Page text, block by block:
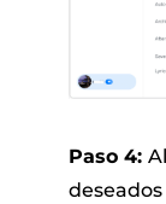
Paso 4: